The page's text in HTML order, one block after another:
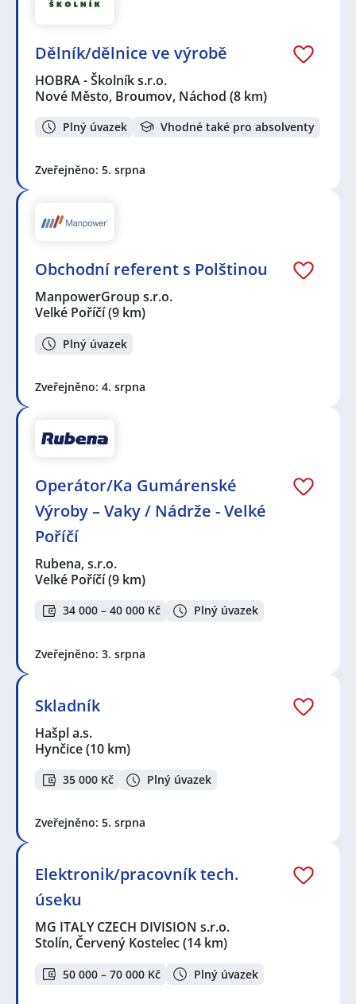
Dělník/dělnice ve výrobě
HOBRA - Školník s.r.o.
Nové Město, Broumov, Náchod (8 km)
Plný úvazek Vhodné také pro absolventy
Zveřejněno: 5. srpna
Obchodní referent s Polštinou
ManpowerGroup s.r.o.
Velké Poříčí(9 km)
Plný úvazek
Zveřejněno: 4. srpna
Operátor/Ka Gumárenské
Výroby – Vaky / Nádrže - Velké
Poříčí
Rubena, s.r.o.
Velké Poříčí(9 km)
34 000 – 40 000 Kč Plný úvazek
Zveřejněno: 3. srpna
Skladník
Hašpl a.s.
Hynčice(10 km)
35 000 Kč Plný úvazek
Zveřejněno: 5. srpna
Elektronik/pracovník tech.
úseku
MG ITALY CZECH DIVISION s.r.o.
Stolín, Červený Kostelec(14 km)
50 000 – 70 000 Kč Plný úvazek